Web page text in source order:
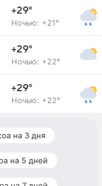
+29°
Ночью: +21°
+29°
Ночью: +22°
+29°
Ночью: +22°
на 3 дня
на 5 дней